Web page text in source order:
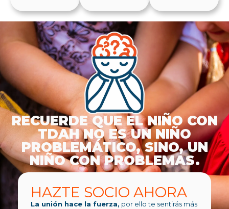
RECUERDE QUE EL NIÑO CON
TDAH NO ES UN NIÑO
PROBLEMÁTICO, SINO, UN
NIÑO CON PROBLEMAS.
HAZTE SOCIO AHORA
La unión hace la fuerza, por ello te sentirás más